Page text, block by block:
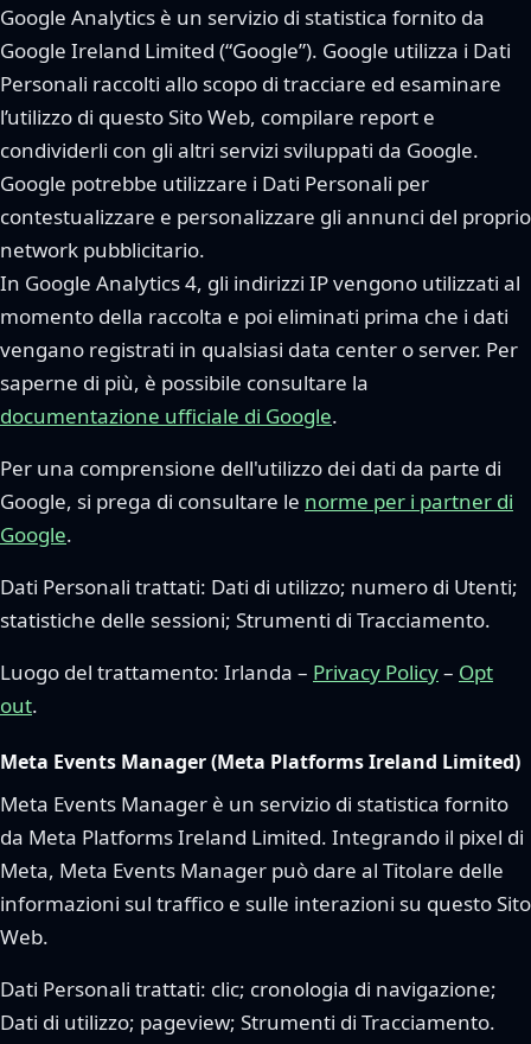
Google Analytics è un servizio di statistica fornito da
Google Ireland Limited (“Google”). Google utilizza i Dati
Personali raccolti allo scopo di tracciare ed esaminare
l’utilizzo di questo Sito Web, compilare report e
condividerli con gli altri servizi sviluppati da Google.
Google potrebbe utilizzare i Dati Personali per
contestualizzare e personalizzare gli annunci del proprio
network pubblicitario.
In Google Analytics 4, gli indirizzi IP vengono utilizzati al
momento della raccolta e poi eliminati prima che i dati
vengano registrati in qualsiasi data center o server. Per
saperne di più, è possibile consultare la
documentazione ufficiale di Google.
Per una comprensione dell'utilizzo dei dati da parte di
Google, si prega di consultare le norme per i partner di
Google.
Dati Personali trattati: Dati di utilizzo; numero di Utenti;
statistiche delle sessioni; Strumenti di Tracciamento.
Luogo del trattamento: Irlanda – Privacy Policy– Opt
out.
Meta Events Manager (Meta Platforms Ireland Limited)
Meta Events Manager è un servizio di statistica fornito
da Meta Platforms Ireland Limited. Integrando il pixel di
Meta, Meta Events Manager può dare al Titolare delle
informazioni sul traffico e sulle interazioni su questo Sito
Web.
Dati Personali trattati: clic; cronologia di navigazione;
Dati di utilizzo; pageview; Strumenti di Tracciamento.